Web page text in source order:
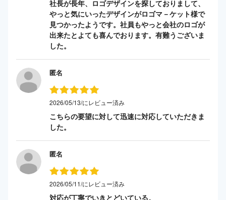
社長が長年、ロゴデザインを探しておりまして、
やっと気にいったデザインがロゴマ－ケット様で
見つかったようです。社員もやっと会社のロゴが
出来たとよても喜んでおります。有難うございま
した。
匿名
2026/05/13/にレビュー済み
こちらの要望に対して迅速に対応していただきま
した。
匿名
2026/05/11/にレビュー済み
対応が丁寧でいきとどいている。